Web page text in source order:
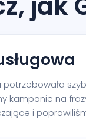
potrzebowała
kampanie na
i